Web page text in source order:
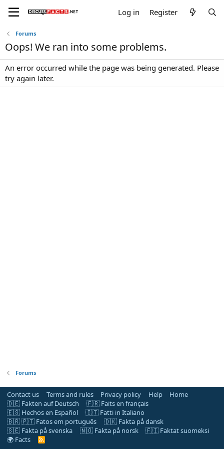
Log in Register
Forums
Oops! We ran into some problems.
An error occurred while the page was being generated. Please
try again later.
Forums
Contact us Terms and rules Privacy policy Help
Home
🇩🇪 Fakten auf Deutsch
🇫🇷 Faits en français
🇪🇸 Hechos en Español
🇮🇹 Fatti in Italiano
🇧🇷 🇵🇹 Fatos em português
🇩🇰 Fakta på dansk
🇸🇪 Fakta på svenska
🇳🇴 Fakta på norsk
🇫🇮 Faktat suomeksi
🌍 Facts
R